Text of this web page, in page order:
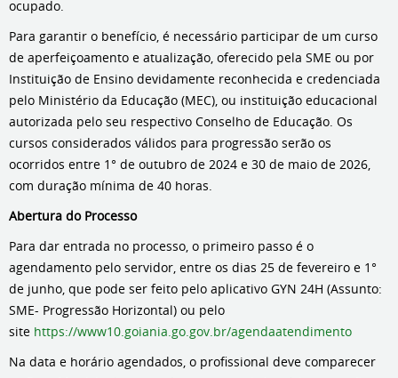
ocupado.
Para garantir o benefício, é necessário participar de um curso
de aperfeiçoamento e atualização, oferecido pela SME ou por
Instituição de Ensino devidamente reconhecida e credenciada
pelo Ministério da Educação (MEC), ou instituição educacional
autorizada pelo seu respectivo Conselho de Educação. Os
cursos considerados válidos para progressão serão os
ocorridos entre 1° de outubro de 2024 e 30 de maio de 2026,
com duração mínima de 40 horas.
Abertura do Processo
Para dar entrada no processo, o primeiro passo é o
agendamento pelo servidor, entre os dias 25 de fevereiro e 1°
de junho, que pode ser feito pelo aplicativo GYN 24H (Assunto:
SME- Progressão Horizontal) ou pelo
site https://www10.goiania.go.gov.br/agendaatendimento
Na data e horário agendados, o profissional deve comparecer